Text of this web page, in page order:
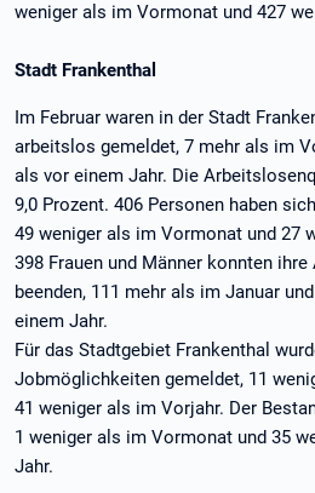
weniger als im Vormonat und 427
Stadt Frankenthal
Im Februar waren in der Stadt
arbeitslos gemeldet, 7 mehr als im
als vor einem Jahr. Die
9,0 Prozent. 406 Personen haben
49 weniger als im Vormonat und 27
398 Frauen und Männer konnten
beenden, 111 mehr als im Januar
einem Jahr.
Für das Stadtgebiet Frankenthal
Jobmöglichkeiten gemeldet, 11
41 weniger als im Vorjahr. Der
1 weniger als im Vormonat und 35
Jahr.